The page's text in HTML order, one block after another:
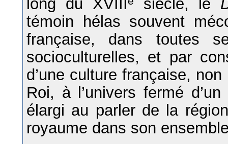
long du XVIII
siècle, le
témoin hélas souvent
française, dans toutes
socioculturelles, et par
d’une culture française,
Roi, à l’univers fermé
élargi au parler de la
royaume dans son